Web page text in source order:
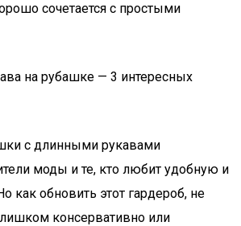
сочетается с простыми
на рубашке — 3 интересных
с длинными рукавами
моды и те, кто любит удобную и
как обновить этот гардероб, не
консервативно или